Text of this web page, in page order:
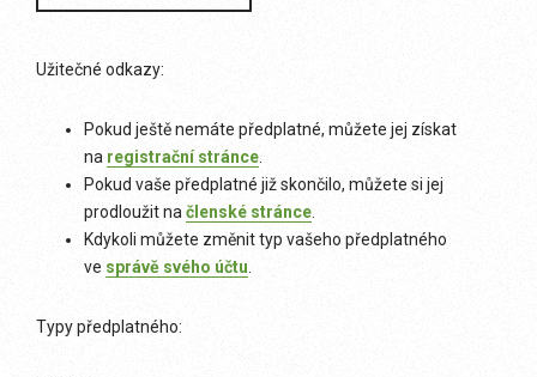
Užitečné odkazy:
Pokud ještě nemáte předplatné, můžete jej získat
na registrační stránce
Pokud vaše předplatné již skončilo, můžete si jej
prodloužit na členské stránce
Kdykoli můžete změnit typ vašeho předplatného
ve správě svého účtu
Typy předplatného: